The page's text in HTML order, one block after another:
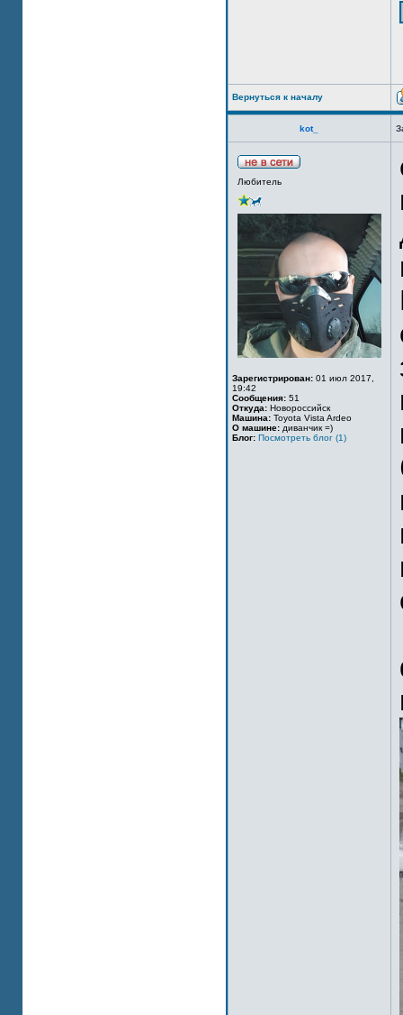
Вернуться к началу
kot_
Любитель
Зарегистрирован: 01 июл 2017,
19:42
Сообщения: 51
Откуда: Новороссийск
Машина: Toyota Vista Ardeo
О машине: диванчик =)
Блог: Посмотреть блог (1)